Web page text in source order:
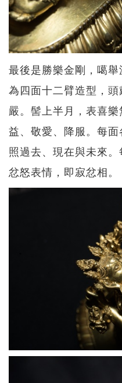
最後是勝樂金剛，噶
為四面十二臂造型，
嚴。髻上半月，表喜
益、敬愛、降服。每
照過去、現在與未來
忿怒表情，即寂忿相。